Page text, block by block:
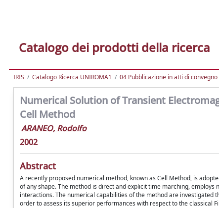
Catalogo dei prodotti della ricerca
IRIS Catalogo Ricerca UNIROMA1 04 Pubblicazione in atti di convegno
Numerical Solution of Transient
Cell Method
ARANEO, Rodolfo
2002
Abstract
A recently proposed numerical method, known as Cell Method, is
of any shape. The method is direct and explicit time marching,
interactions. The numerical capabilities of the method are
order to assess its superior performances with respect to the classical